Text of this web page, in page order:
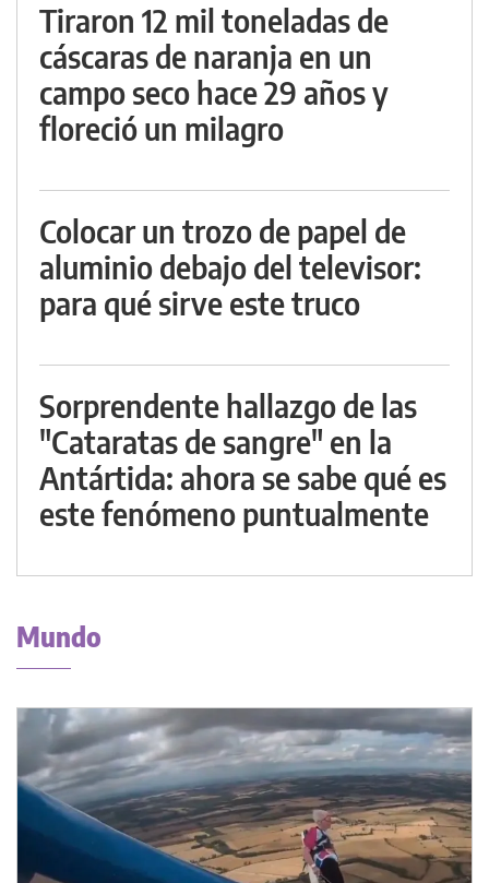
Tiraron 12 mil toneladas de
cáscaras de naranja en un
campo seco hace 29 años y
floreció un milagro
Colocar un trozo de papel de
aluminio debajo del televisor:
para qué sirve este truco
Sorprendente hallazgo de las
"Cataratas de sangre" en la
Antártida: ahora se sabe qué es
este fenómeno puntualmente
Mundo